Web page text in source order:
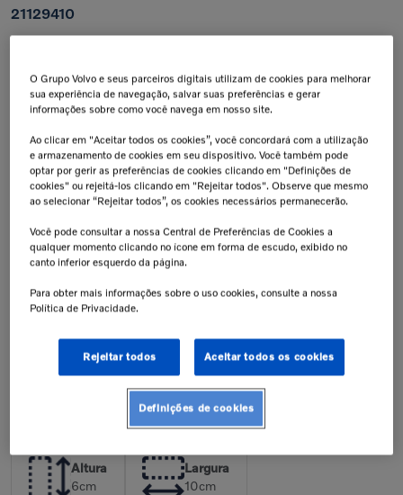
21129410
Calcular frete e prazo
Atenção!Prazos de entrega começam após confirmação do pagamento e podem variar para mais de
Insira seu CEP
Calcular
Não sei meu cep
Todas as peças podem ser
retiradas diretamente na
concessionária.
Até 07 dias a partir da
Antes de finalizar sua compra,
confirme a compatibilidade da peça
Confira nossa política de garantia
Altura
6cm
Largura
10cm
O Grupo Volvo e seus parceiros digitais utilizam de cookies para melhorar
sua experiência de navegação, salvar suas preferências e gerar
informações sobre como você navega em nosso site.
Ao clicar em "Aceitar todos os cookies”, você concordará com a utilização
e armazenamento de cookies em seu dispositivo. Você também pode
optar por gerir as preferências de cookies clicando em "Definições de
cookies" ou rejeitá-los clicando em "Rejeitar todos". Observe que mesmo
ao selecionar “Rejeitar todos”, os cookies necessários permanecerão.
Você pode consultar a nossa Central de Preferências de Cookies a
qualquer momento clicando no ícone em forma de escudo, exibido no
canto inferior esquerdo da página.
Para obter mais informações sobre o uso cookies, consulte a nossa
Política de Privacidade.
Rejeitar todos Aceitar todos os cookies
Definições de cookies